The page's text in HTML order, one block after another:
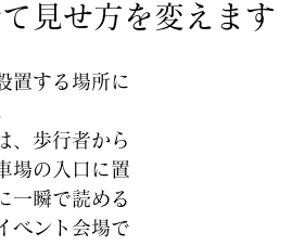
見せ方を変えます
置する場所に
、歩行者から
場の入口に置
一瞬で読める
ベント会場で